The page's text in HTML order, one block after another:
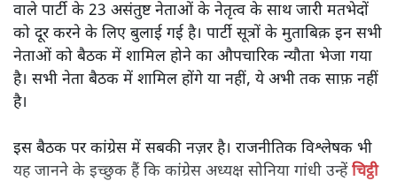
वाले पार्टी के 23 असंतुष्ट नेताओं के नेतृत्व के साथ जारी मतभेदों
को दूर करने के लिए बुलाई गई है। पार्टी सूत्रों के मुताबिक़ इन सभी
नेताओं को बैठक में शामिल होने का औपचारिक न्यौता भेजा गया
है। सभी नेता बैठक में शामिल होंगे या नहीं, ये अभी तक साफ़ नहीं
है।
इस बैठक पर कांग्रेस में सबकी नज़र है। राजनीतिक विश्लेषक भी
यह जानने के इच्छुक हैं कि कांग्रेस अध्यक्ष सोनिया गांधी उन्हेंचिट्ठी